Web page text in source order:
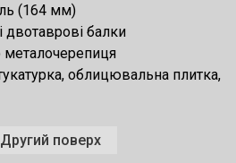
(164 мм)
двотаврові балки
металочерепиця
облицювальна плитка,
Другий поверх